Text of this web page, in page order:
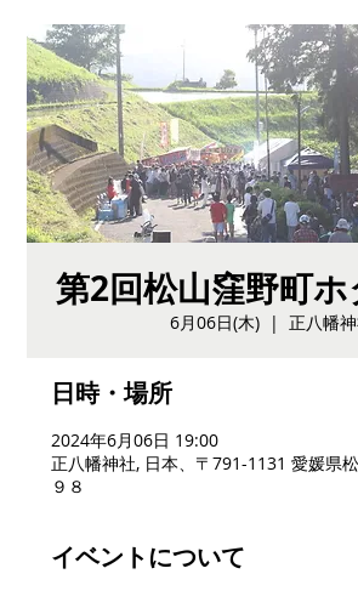
第2回松山窪野町ホ
6月06日(木)
  |
正八幡
日時・場所
2024年6月06日 19:00
正八幡神社, 日本、〒791-1131 愛媛県
９８
イベントについて